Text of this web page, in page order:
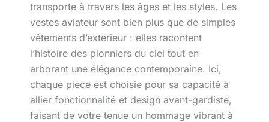
transporte à travers les âges et les styles. Les
vestes aviateur sont bien plus que de simples
vêtements d’extérieur : elles racontent
l’histoire des pionniers du ciel tout en
arborant une élégance contemporaine. Ici,
chaque pièce est choisie pour sa capacité à
allier fonctionnalité et design avant-gardiste,
faisant de votre tenue un hommage vibrant à